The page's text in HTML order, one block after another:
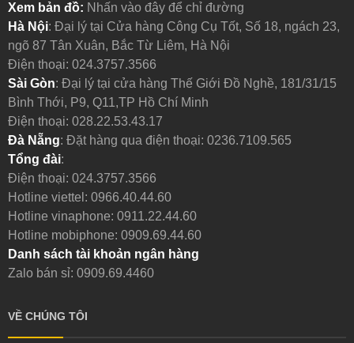
Xem bản đồ: Nhấn vào đây để chỉ đường
Hà Nội: Đại lý tại Cửa hàng Công Cụ Tốt, Số 18, ngách 23,
ngõ 87 Tân Xuân, Bắc Từ Liêm, Hà Nội
Điện thoại: 024.3757.3566
Sài Gòn: Đại lý tại cửa hàng Thế Giới Đồ Nghề, 181/31/15
Bình Thới, P9, Q11,TP Hồ Chí Minh
Điện thoại: 028.22.53.43.17
Đà Nẵng: Đặt hàng qua điện thoại: 0236.7109.565
Tổng đài:
Điện thoại: 024.3757.3566
Hotline viettel: 0966.40.44.60
Hotline vinaphone: 0911.22.44.60
Hotline mobiphone: 0909.69.44.60
Danh sách tài khoản ngân hàng
Zalo bán sỉ: 0909.69.4460
VỀ CHÚNG TÔI